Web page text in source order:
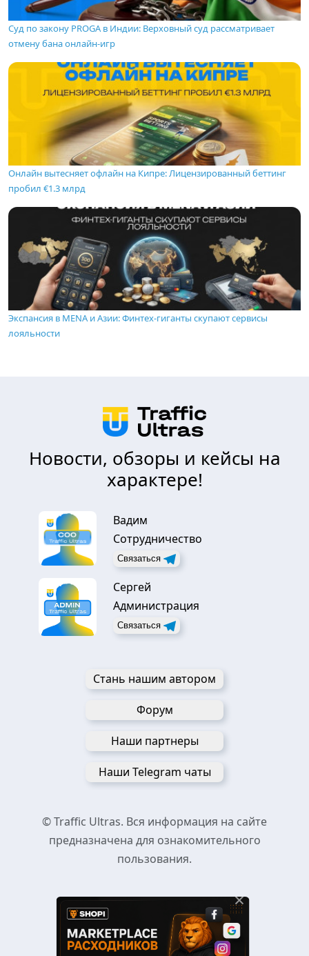
Суд по закону PROGA в Индии: Верховный суд рассматривает
отмену бана онлайн-игр
Онлайн вытесняет офлайн на Кипре: Лицензированный беттинг
пробил €1.3 млрд
Экспансия в MENA и Азии: Финтех-гиганты скупают сервисы
лояльности
Новости, обзоры и кейсы на
характере!
Вадим
Сотрудничество
Связаться
Сергей
Администрация
Связаться
Стань нашим автором
Форум
Наши партнеры
Наши Telegram чаты
© Traffic Ultras. Вся информация на сайте
предназначена для ознакомительного
пользования.
×